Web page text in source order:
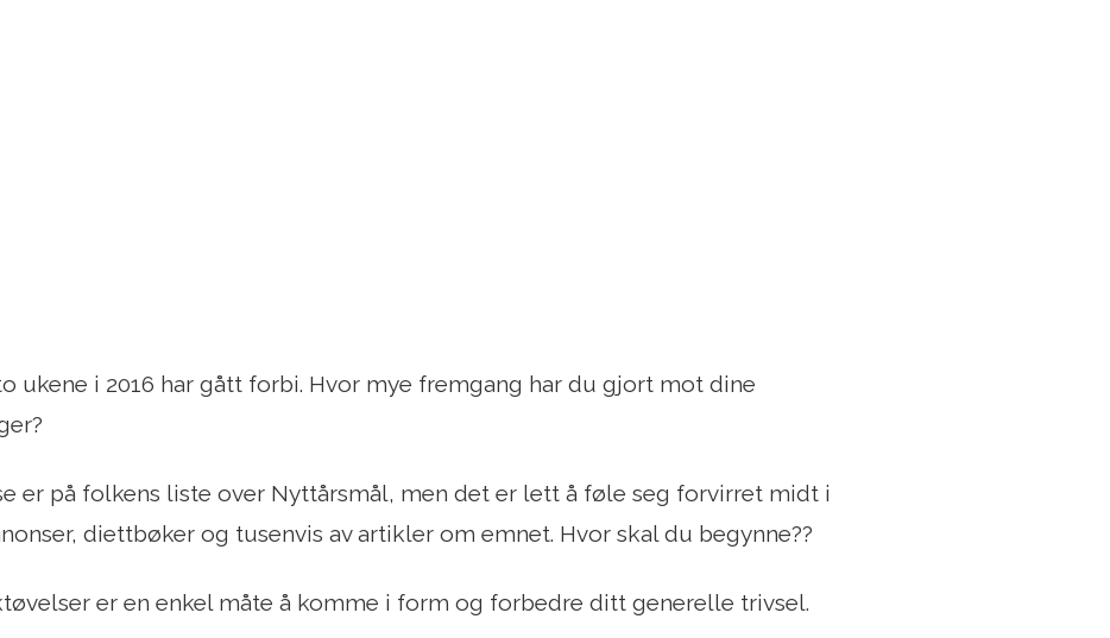
ukene i 2016 har gått forbi. Hvor mye fremgang har du gjort mot dine
er på folkens liste over Nyttårsmål, men det er lett å føle seg forvirret midt i
diettbøker og tusenvis av artikler om emnet. Hvor skal du begynne??
er en enkel måte å komme i form og forbedre ditt generelle trivsel.